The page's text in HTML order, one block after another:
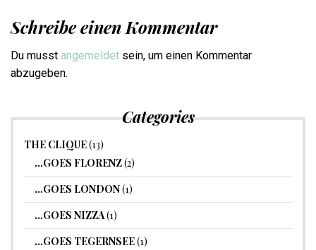
Schreibe einen Kommentar
Du musst angemeldet sein, um einen Kommentar
abzugeben.
Categories
THE CLIQUE(13)
…GOES FLORENZ(2)
…GOES LONDON(1)
…GOES NIZZA(1)
…GOES TEGERNSEE(1)